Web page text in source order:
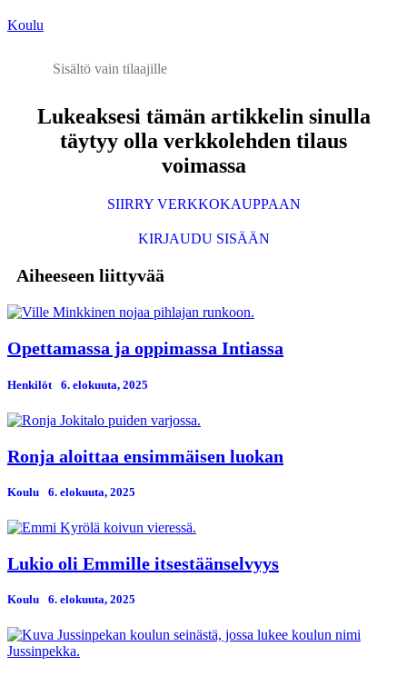
Koulu
Sisältö vain tilaajille
Lukeaksesi tämän artikkelin sinulla
täytyy olla verkkolehden tilaus
voimassa
SIIRRY VERKKOKAUPPAAN
KIRJAUDU SISÄÄN
Aiheeseen liittyvää
Opettamassa ja oppimassa Intiassa
Henkilöt 6. elokuuta, 2025
Ronja aloittaa ensimmäisen luokan
Koulu 6. elokuuta, 2025
Lukio oli Emmille itsestäänselvyys
Koulu 6. elokuuta, 2025